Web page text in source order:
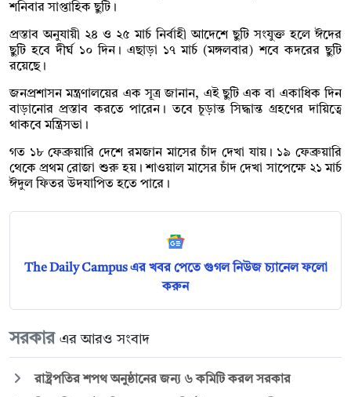
শনিবার সাপ্তাহিক ছুটি।
প্রস্তাব অনুযায়ী ২৪ ও ২৫ মার্চ নির্বাহী আদেশে ছুটি সংযুক্ত হলে ঈদের
ছুটি হবে দীর্ঘ ১০ দিন। এছাড়া ১৭ মার্চ (মঙ্গলবার) শবে কদরের ছুটি
রয়েছে।
জনপ্রশাসন মন্ত্রণালয়ের এক সূত্র জানান, এই ছুটি এক বা একাধিক দিন
বাড়ানোর প্রস্তাব করতে পারেন। তবে চূড়ান্ত সিদ্ধান্ত গ্রহণের দায়িত্বে
থাকবে মন্ত্রিসভা।
গত ১৮ ফেব্রুয়ারি দেশে রমজান মাসের চাঁদ দেখা যায়। ১৯ ফেব্রুয়ারি
থেকে প্রথম রোজা শুরু হয়। শাওয়াল মাসের চাঁদ দেখা সাপেক্ষে ২১ মার্চ
ঈদুল ফিতর উদযাপিত হতে পারে।
The Daily Campus এর খবর পেতে গুগল নিউজ চ্যানেল ফলো
করুন
সরকার এর আরও সংবাদ
রাষ্ট্রপতির শপথ অনুষ্ঠানের জন্য ৬ কমিটি করল সরকার